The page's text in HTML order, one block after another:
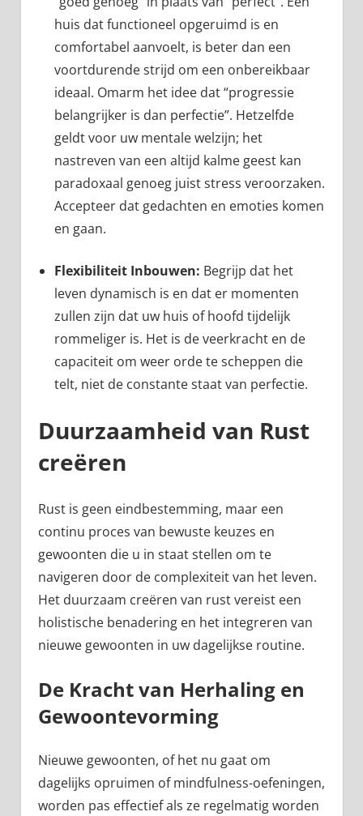
huis dat functioneel opgeruimd is en
comfortabel aanvoelt, is beter dan een
voortdurende strijd om een onbereikbaar
ideaal. Omarm het idee dat “progressie
belangrijker is dan perfectie”. Hetzelfde
geldt voor uw mentale welzijn; het
nastreven van een altijd kalme geest kan
paradoxaal genoeg juist stress veroorzaken.
Accepteer dat gedachten en emoties komen
en gaan.
Flexibiliteit Inbouwen: Begrijp dat het
leven dynamisch is en dat er momenten
zullen zijn dat uw huis of hoofd tijdelijk
rommeliger is. Het is de veerkracht en de
capaciteit om weer orde te scheppen die
telt, niet de constante staat van perfectie.
Duurzaamheid van Rust
creëren
Rust is geen eindbestemming, maar een
continu proces van bewuste keuzes en
gewoonten die u in staat stellen om te
navigeren door de complexiteit van het leven.
Het duurzaam creëren van rust vereist een
holistische benadering en het integreren van
nieuwe gewoonten in uw dagelijkse routine.
De Kracht van Herhaling en
Gewoontevorming
Nieuwe gewoonten, of het nu gaat om
dagelijks opruimen of mindfulness-oefeningen,
worden pas effectief als ze regelmatig worden